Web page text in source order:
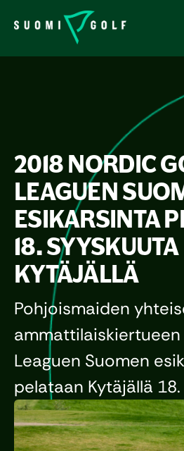
2018 NORDIC
LEAGUEN
ESIKARSINTA
18. SYYSKUUTA
KYTÄJÄLLÄ
Pohjoismaiden
Leaguen Suomen
pelataan Kytäjällä